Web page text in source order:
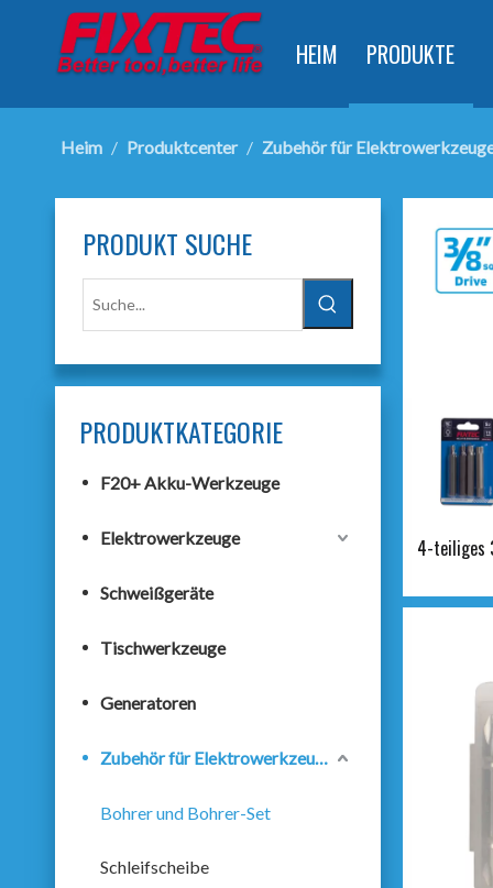
HEIM PRODUKTE
Heim / Produktcenter / Zubehör für
PRODUKT SUCHE
PRODUKTKATEGORIE
F20+ Akku-Werkzeuge
Elektrowerkzeuge
Schweißgeräte
Tischwerkzeuge
Generatoren
Zubehör für Elektrowerkzeuge
Bohrer und Bohrer-Set
Schleifscheibe
4-teiliges